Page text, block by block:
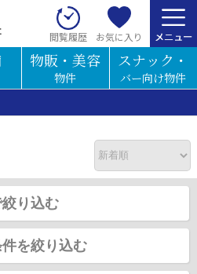
閲覧履歴 お気に入り
物販・美容
物件
スナック・
バー向け物件
り込む
を絞り込む